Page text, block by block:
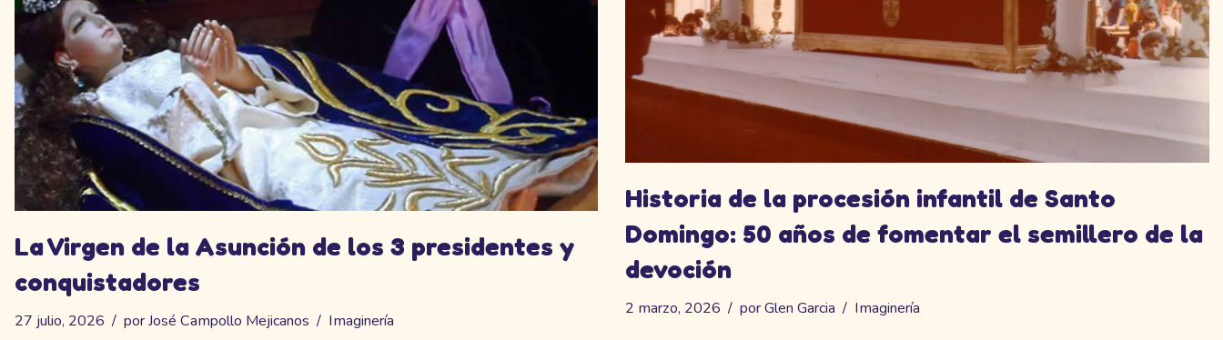
La Virgen de la Asunción de los 3 presidentes y
conquistadores
27 julio, 2026 porJosé Campollo Mejicanos Imaginería
Historia de la procesión infantil de Santo
Domingo: 50 años de fomentar el semillero de la
devoción
2 marzo, 2026 porGlen Garcia Imaginería